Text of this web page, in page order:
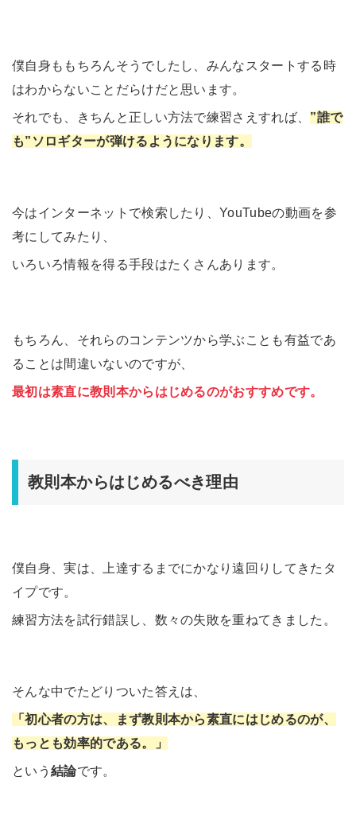
僕自身ももちろんそうでしたし、みんなスタートする時
はわからないことだらけだと思います。
それでも、きちんと正しい方法で練習さえすれば、 ”誰で
も”ソロギターが弾けるようになります。
今はインターネットで検索したり、YouTubeの動画を参
考にしてみたり、
いろいろ情報を得る手段はたくさんあります。
もちろん、それらのコンテンツから学ぶことも有益であ
ることは間違いないのですが、
最初は素直に教則本からはじめるのがおすすめです。
教則本からはじめるべき理由
僕自身、実は、上達するまでにかなり遠回りしてきたタ
イプです。
練習方法を試行錯誤し、数々の失敗を重ねてきました。
そんな中でたどりついた答えは、
「初心者の方は、まず教則本から素直にはじめるのが、
もっとも効率的である。」
という 結論です。